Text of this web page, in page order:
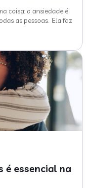
coisa: a ansiedade é
as pessoas. Ela faz
é essencial na